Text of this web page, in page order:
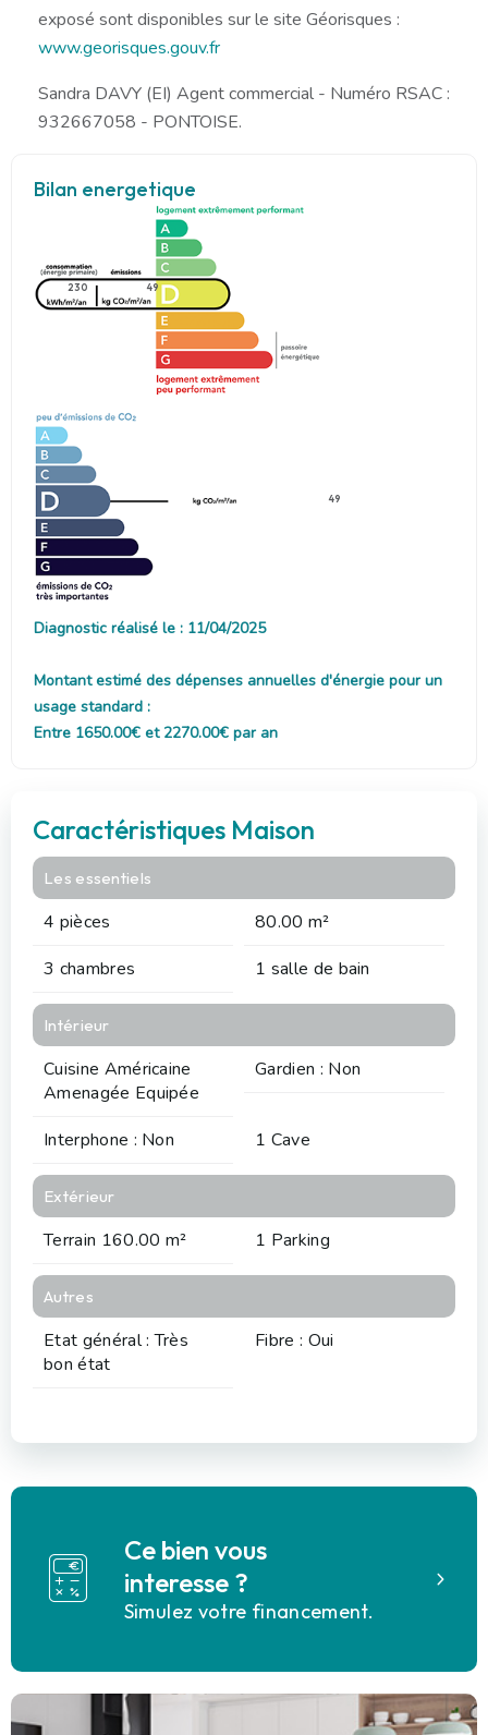
exposé sont disponibles sur le site Géorisques :
www.georisques.gouv.fr
Sandra DAVY (EI) Agent commercial - Numéro RSAC :
932667058 - PONTOISE.
Bilan energetique
230 49
49
Diagnostic réalisé le : 11/04/2025
Montant estimé des dépenses annuelles d'énergie pour un
usage standard :
Entre 1650.00€ et 2270.00€ par an
Caractéristiques Maison
Les essentiels
4 pièces
80.00 m²
3 chambres
1 salle de bain
Intérieur
Cuisine Américaine
Amenagée Equipée
Gardien : Non
Interphone : Non 1 Cave
Extérieur
Terrain 160.00 m² 1 Parking
Autres
Etat général : Très
bon état
Fibre : Oui
Ce bien vous
interesse ?
Simulez votre financement.